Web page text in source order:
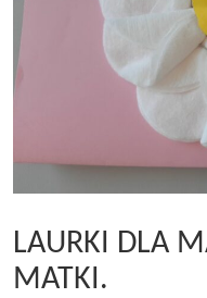
LAURKI DLA
MATKI.